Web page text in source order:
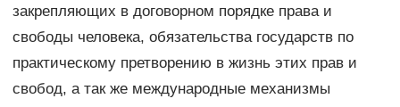
закрепляющих в договорном порядке права и
свободы человека, обязательства государств по
практическому претворению в жизнь этих прав и
свобод, а так же международные механизмы